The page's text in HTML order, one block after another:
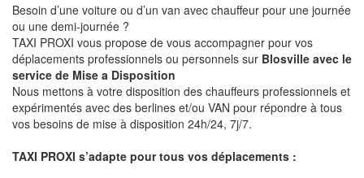
Besoin d’une voiture ou d’un van avec chauffeur pour une journée
ou une demi-journée ?
TAXI PROXI vous propose de vous accompagner pour vos
déplacements professionnels ou personnels sur Blosville avec le
service de Mise a Disposition
Nous mettons à votre disposition des chauffeurs professionnels et
expérimentés avec des berlines et/ou VAN pour répondre à tous
vos besoins de mise à disposition 24h/24, 7j/7.
TAXI PROXI s’adapte pour tous vos déplacements :